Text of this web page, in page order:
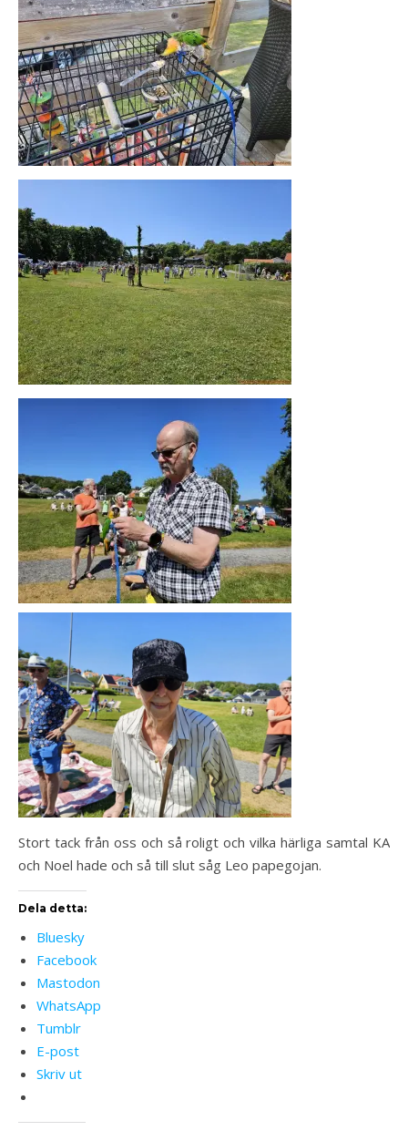
Stort tack från oss och så roligt och vilka härliga samtal KA
och Noel hade och så till slut såg Leo papegojan.
Dela detta:
Bluesky
Facebook
Mastodon
WhatsApp
Tumblr
E-post
Skriv ut